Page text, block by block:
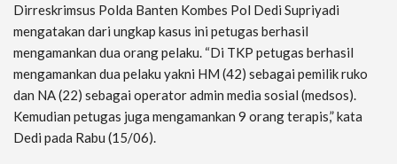
Dirreskrimsus Polda Banten Kombes Pol Dedi Supriyadi
mengatakan dari ungkap kasus ini petugas berhasil
mengamankan dua orang pelaku. “Di TKP petugas berhasil
mengamankan dua pelaku yakni HM (42) sebagai pemilik ruko
dan NA (22) sebagai operator admin media sosial (medsos).
Kemudian petugas juga mengamankan 9 orang terapis,” kata
Dedi pada Rabu (15/06).